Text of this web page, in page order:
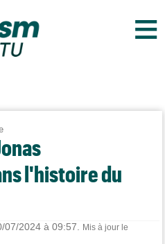
≡
l'histoire du
07/2024 à 09:57.
Mis à jour le